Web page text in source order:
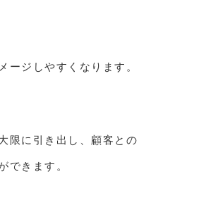
ジしやすくなります。
限に引き出し、顧客との
できます。